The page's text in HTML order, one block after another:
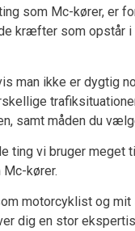
som Mc-kører, er
kræfter som opstår i
man ikke er dygtig
samt måden du
ting vi bruger meget
kører.
motorcyklist og mit
dig en stor